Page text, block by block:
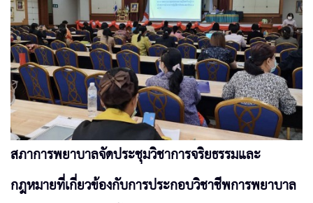
สภาการพยาบาลจัดประชุมวิชาการจริยธรรมและ
กฎหมายที่เกี่ยวข้องกับการประกอบวิชาชีพการพยาบาล